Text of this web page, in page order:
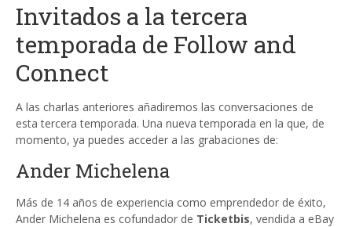
Invitados a la tercera
temporada de Follow and
Connect
A las charlas anteriores añadiremos las conversaciones de
esta tercera temporada. Una nueva temporada en la que, de
momento, ya puedes acceder a las grabaciones de:
Ander Michelena
Más de 14 años de experiencia como emprendedor de éxito,
Ander Michelena es cofundador de Ticketbis, vendida a eBay